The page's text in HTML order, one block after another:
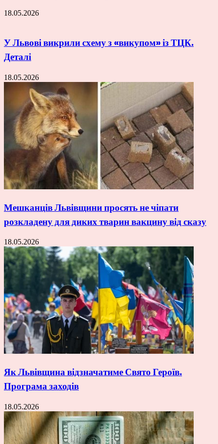
18.05.2026
У Львові викрили схему з «викупом» із ТЦК.
Деталі
18.05.2026
Мешканців Львівщини просять не чіпати
розкладену для диких тварин вакцину від сказу
18.05.2026
Як Львівщина відзначатиме Свято Героїв.
Програма заходів
18.05.2026